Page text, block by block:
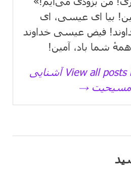
بیا ای عیسی، ای
فیض عیسی خداوند
همهٔ شما باد، آمین!
View all posts by آشنایی
مسیحیت →